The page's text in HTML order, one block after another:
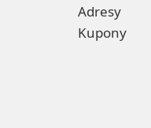
Adresy
Kupony